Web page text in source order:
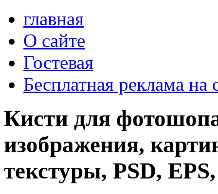
главная
О сайте
Гостевая
Бесплатная реклама на
Кисти для
изображения,
текстуры, PSD,